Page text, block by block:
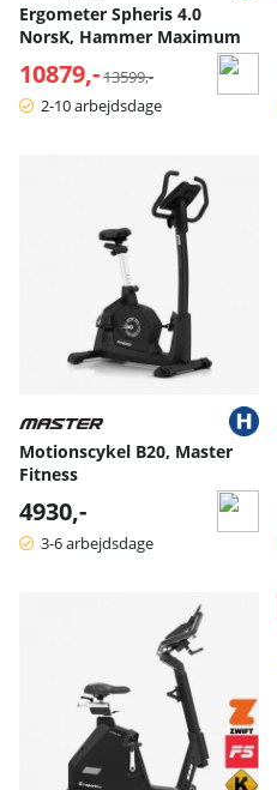
Ergometer Spheris 4.0
NorsK, Hammer Maximum
10879,- Normalpris:
13599,-
2-10 arbejdsdage
Motionscykel B20, Master
Fitness
4930,-
3-6 arbejdsdage